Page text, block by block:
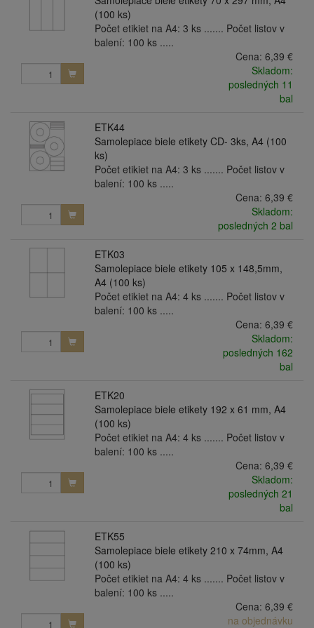
(100 ks)
Počet etikiet na A4: 3 ks ....... Počet listov v
balení: 100 ks .....
Cena: 6,39 €
Skladom:
posledných 11
bal
ETK44
Samolepiace biele etikety CD- 3ks, A4 (100
ks)
Počet etikiet na A4: 3 ks ....... Počet listov v
balení: 100 ks .....
Cena: 6,39 €
Skladom:
posledných 2 bal
ETK03
Samolepiace biele etikety 105 x 148,5mm,
A4 (100 ks)
Počet etikiet na A4: 4 ks ....... Počet listov v
balení: 100 ks .....
Cena: 6,39 €
Skladom:
posledných 162
bal
ETK20
Samolepiace biele etikety 192 x 61 mm, A4
(100 ks)
Počet etikiet na A4: 4 ks ....... Počet listov v
balení: 100 ks .....
Cena: 6,39 €
Skladom:
posledných 21
bal
ETK55
Samolepiace biele etikety 210 x 74mm, A4
(100 ks)
Počet etikiet na A4: 4 ks ....... Počet listov v
balení: 100 ks .....
Cena: 6,39 €
na objednávku